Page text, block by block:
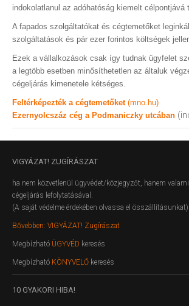
indokolatlanul az adóhatóság kiemelt célpontjává
A fapados szolgáltatókat és cégtemetőket
szolgáltatások és pár ezer forintos költségek
Ezek a vállalkozások csak így tudnak ügyfelet
a legtöbb esetben minősíthetetlen az általuk
cégeljárás kimenetele kétséges.
Feltérképezték a cégtemetőket (mno.hu)
Ezernyolcszáz cég a Podmaniczky utcában
VIGYÁZAT! ZUGÍRÁSZAT
ha nem közvetlenül ügyvédet/közjegyzőt, hanem
cégeljárás lefolytatásával.
(A saját védelme érdekében olvassa el összállításunkat)
Bővebben: VIGYÁZAT! Zugírászat
Megbízható ÜGYVÉD keresés
Megbízható KÖNYVELŐ keresés
10 GYAKORI HIBA!